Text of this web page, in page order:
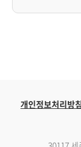
개인정보처리방